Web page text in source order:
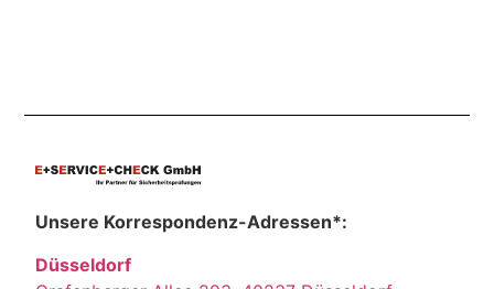
Unsere Korrespondenz-Adressen*:
Düsseldorf